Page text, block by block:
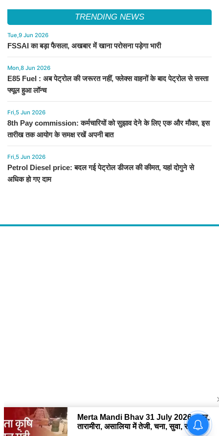
TRENDING NEWS
Tue,9 Jun 2026
FSSAI का बड़ा फैसला, अखबार में खाना परोसना पड़ेगा भारी
Mon,8 Jun 2026
E85 Fuel : अब पेट्रोल की जरूरत नहीं, फ्लेक्स वाहनों के बाद पेट्रोल से सस्ता
फ्यूल हुआ लॉन्च
Fri,5 Jun 2026
8th Pay commission: कर्मचारियों को सुझाव देने के लिए एक और मौका, इस
तारीख तक आयोग के समक्ष रखें अपनी बात
Fri,5 Jun 2026
Petrol Diesel price: बदल गई पेट्रोल डीजल की कीमत, यहां दोगुने से
अधिक हो गए दाम
Follow Us